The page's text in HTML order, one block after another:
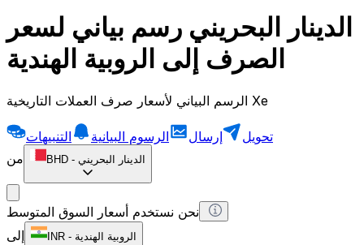
الدينار البحريني رسم بياني لسعر
الصرف إلى الروبية الهندية
الرسم البياني لأسعار صرف العملات التاريخية Xe
تحويل إرسال الرسوم البيانية
التنبيهات
من
BHD - الدينار البحريني
نحن نستخدم أسعار السوق المتوسط
إلى
INR - الروبية الهندية